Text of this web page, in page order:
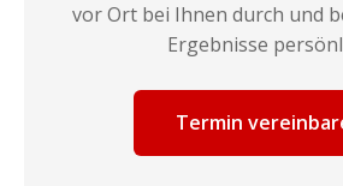
vor Ort bei Ihnen durch und
Ergebnisse
Termin